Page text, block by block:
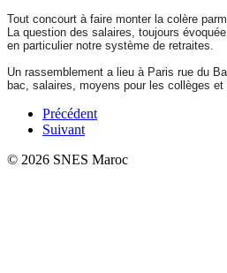
Tout concourt à faire monter la colère
La question des salaires, toujours
en particulier notre système de retraites.
Un rassemblement a lieu à Paris rue du
bac, salaires, moyens pour les collèges
Précédent
Suivant
© 2026 SNES Maroc